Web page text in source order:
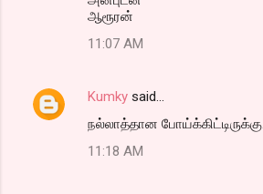
ஆரூரன்
11:07 AM
Kumky said…
நல்லாத்தான போய்க்கிட்டிருக்கு...
11:18 AM